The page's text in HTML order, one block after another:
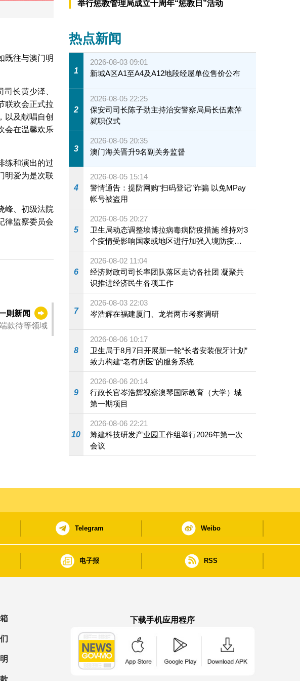
既往与澳门明
长黄少泽、
联欢会正式拉
以及献唱自创
会在温馨欢乐
练和演出的过
明爱为是次联
峰、初级法院
律监察委员会
则新闻
款待等领域
举行惩教管理局成立十周年“惩教日”活动
热点新闻
1
2026-08-03 09:01
新城A区A1至A4及A12地段经屋单位售价公布
2
2026-08-05 22:25
保安司司长陈子劲主持治安警察局局长伍素萍
就职仪式
3
2026-08-05 20:35
澳门海关晋升9名副关务监督
4
2026-08-05 15:14
警情通告：提防网购“扫码登记”诈骗 以免MPay
帐号被盗用
5
2026-08-05 20:27
卫生局动态调整埃博拉病毒病防疫措施 维持对3
个疫情受影响国家或地区进行加强入境防疫措
施
6
2026-08-02 11:04
经济财政司司长率团队落区走访各社团 凝聚共
识推进经济民生各项工作
7
2026-08-03 22:03
岑浩辉在福建厦门、龙岩两市考察调研
8
2026-08-06 10:17
卫生局于8月7日开展新一轮“长者安装假牙计划”
致力构建“老有所医”的服务系统
9
2026-08-06 20:14
行政长官岑浩辉视察澳琴国际教育（大学）城
第一期项目
10
2026-08-06 22:21
筹建科技研发产业园工作组举行2026年第一次
会议
Telegram Weibo
电子报 RSS
下载手机应用程序